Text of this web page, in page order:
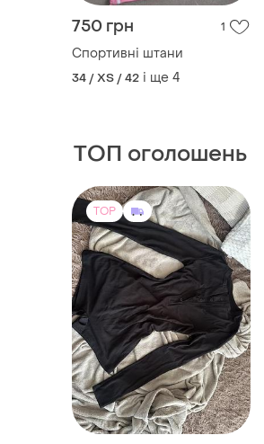
750 грн 1
Спортивні штани
34 / XS / 42 і ще 4
ТОП оголошень
TOP